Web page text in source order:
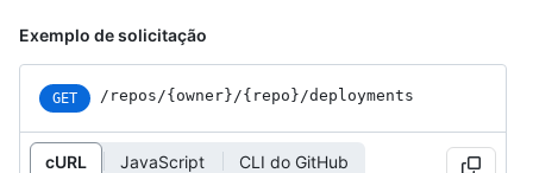
Exemplo de solicitação
GET /repos/{owner}/{repo}/deployments
cURL JavaScript CLI do GitHub